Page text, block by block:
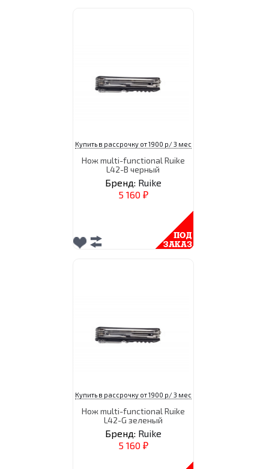
Купить в рассрочку от 1900 р/ 3 мес
Нож multi-functional Ruike
L42-B черный
Бренд: Ruike
5 160 ₽
Купить в рассрочку от 1900 р/ 3 мес
Нож multi-functional Ruike
L42-G зеленый
Бренд: Ruike
5 160 ₽